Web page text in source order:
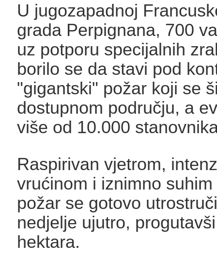
U jugozapadnoj
grada Perpignana, 700
uz potporu specijalnih
borilo se da stavi pod
"gigantski" požar koji se
dostupnom području, a
više od 10.000
Raspirivan vjetrom,
vrućinom i iznimno
požar se gotovo
nedjelje ujutro,
hektara.